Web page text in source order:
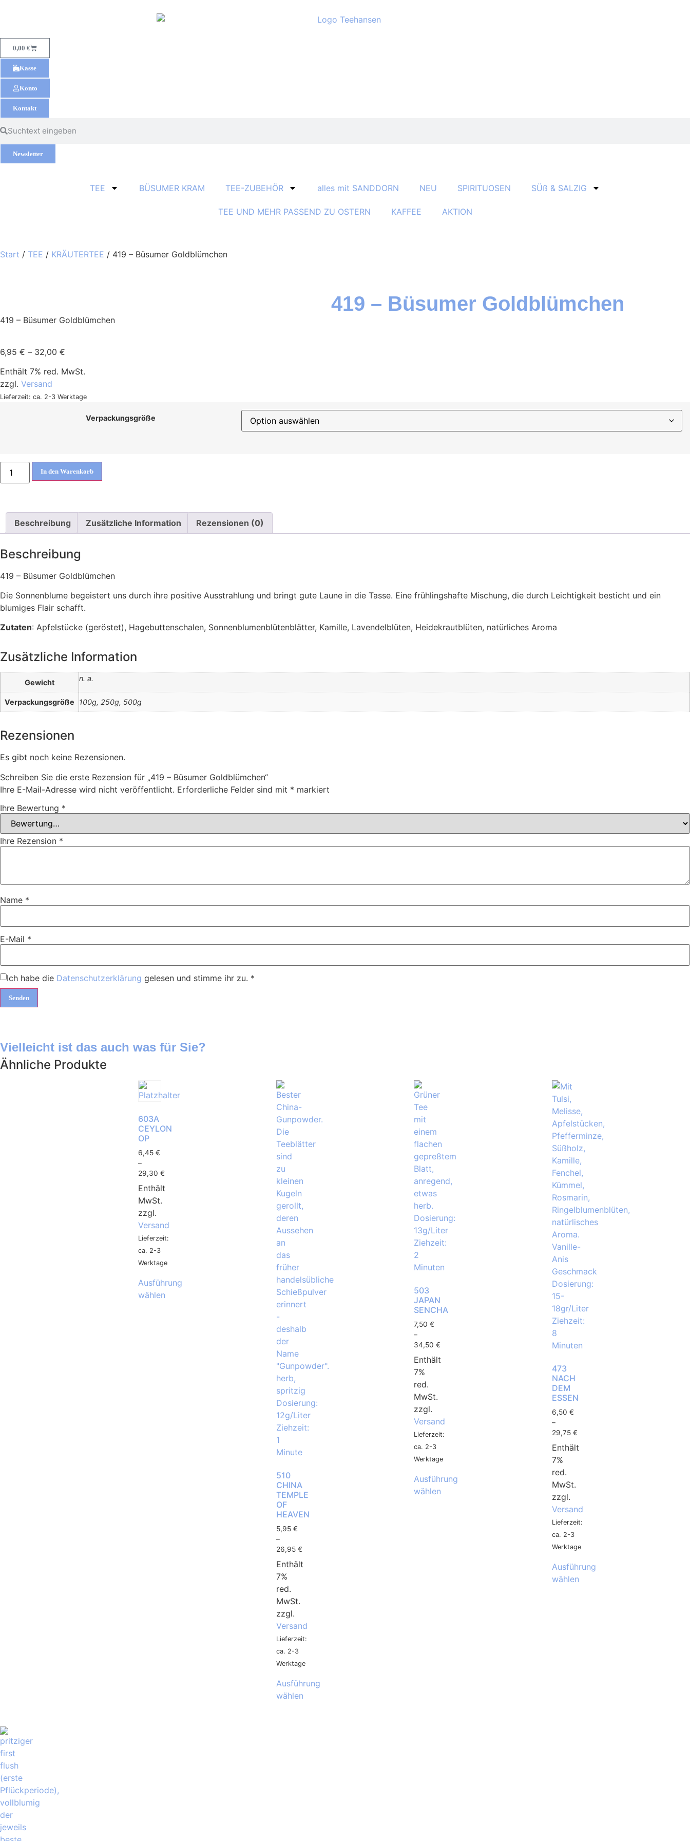
0,00 €
Kasse
Konto
Kontakt
Newsletter
TEE BÜSUMER KRAM TEE-ZUBEHÖR alles mit SANDDORN NEU SPIRITUOSEN SÜß & SALZIG
TEE UND MEHR PASSEND ZU OSTERN KAFFEE AKTION
Start / TEE / KRÄUTERTEE / 419 – Büsumer Goldblümchen
419 – Büsumer Goldblümchen
419 – Büsumer Goldblümchen
6,95 € – 32,00 €
Enthält 7% red. MwSt.
zzgl. Versand
Lieferzeit: ca. 2-3 Werktage
Verpackungsgröße
In den Warenkorb
Beschreibung Zusätzliche Information Rezensionen (0)
Beschreibung
419 – Büsumer Goldblümchen
Die Sonnenblume begeistert uns durch ihre positive Ausstrahlung und bringt gute Laune in die Tasse. Eine frühlingshafte Mischung, die durch Leichtigkeit besticht und ein
blumiges Flair schafft.
Zutaten: Apfelstücke (geröstet), Hagebuttenschalen, Sonnenblumenblütenblätter, Kamille, Lavendelblüten, Heidekrautblüten, natürliches Aroma
Zusätzliche Information
Gewicht n. a.
Verpackungsgröße 100g, 250g, 500g
Rezensionen
Es gibt noch keine Rezensionen.
Schreiben Sie die erste Rezension für „419 – Büsumer Goldblümchen“
Ihre E-Mail-Adresse wird nicht veröffentlicht. Erforderliche Felder sind mit * markiert
Ihre Bewertung *
Ihre Rezension *
Name *
E-Mail *
Ich habe die Datenschutzerklärung gelesen und stimme ihr zu. *
Vielleicht ist das auch was für Sie?
Ähnliche Produkte
603A
CEYLON
OP
6,45 €
–
29,30 €
Enthält
MwSt.
zzgl.
Versand
Lieferzeit:
ca. 2-3
Werktage
Ausführung
wählen
510
CHINA
TEMPLE
OF
HEAVEN
5,95 €
–
26,95 €
Enthält
7%
red.
MwSt.
zzgl.
Versand
Lieferzeit:
ca. 2-3
Werktage
Ausführung
wählen
503
JAPAN
SENCHA
7,50€
–
34,50€
Enthält
7%
red.
MwSt.
zzgl.
Versand
Lieferzeit:
ca. 2-3
Werktage
Ausführung
wählen
473
NACH
DEM
ESSEN
6,50€
–
29,75€
Enthält
7%
red.
MwSt.
zzgl.
Versand
Lieferzeit:
ca. 2-3
Werktage
Ausführung
wählen